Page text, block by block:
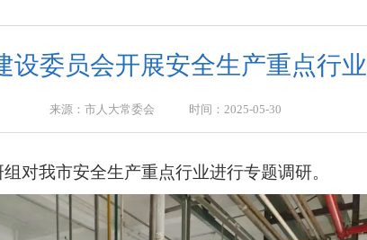
年第4号)
）和2027年立法计划建议项目的公告
草案三审稿）》意见、建议的公告
见建议的公告
设委员会开展安全生产重点行
来源：市人大常委会 时间：2025-05-30
对我市安全生产重点行业进行专题调研。